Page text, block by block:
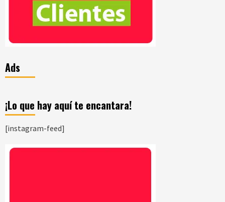
Ads
¡Lo que hay aquí te encantara!
[instagram-feed]